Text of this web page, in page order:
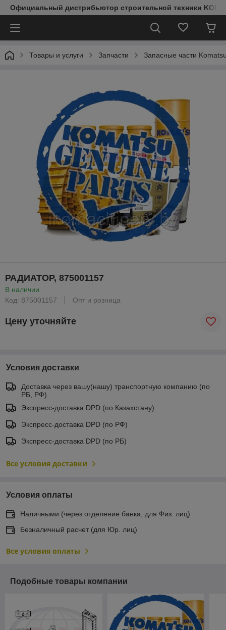
Официальный дистрибьютор строительной техники
Товары и услуги Запчасти Запасные части
РАДИАТОР, 875001157
В наличии
Код: 875001157
Опт и розница
Цену уточняйте
Условия доставки
Доставка через вашу(нашу) транспортную компанию (по
РБ, РФ)
Экспресс-доставка DPD (по Казахстану)
Экспресс-доставка DPD (по РФ)
Экспресс-доставка DPD (по РБ)
Все условия доставки
Условия оплаты
Наличными (через отделение банка, для Физ. лиц)
Безналичный расчет (для Юр. лиц)
Все условия оплаты
Подобные товары компании